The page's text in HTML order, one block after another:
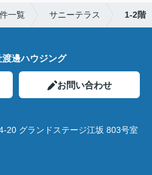
一覧 サニーテラス 1-2階
邊ハウジング
お問い合わせ
グランドステージ江坂 803号室